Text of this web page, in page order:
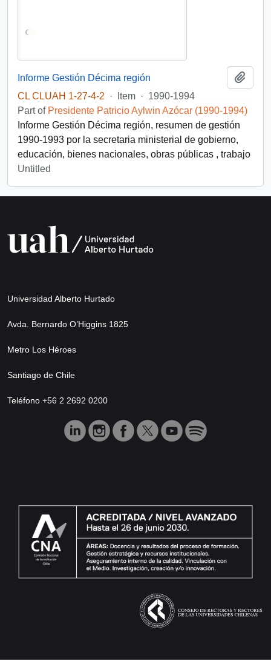
Informe Gestión Décima región
CL CLUAH 1-27-4-2
· Item · 1990-1994
Part of Presidente Patricio Aylwin Azócar (1990-1994)
Informe Gestión Décima región, resumen de gestión
1990-1993 por la secretaria ministerial de gobierno,
educación, bienes nacionales, obras públicas , trabajo
Untitled
Universidad Alberto Hurtado
Avda. Bernardo O’Higgins 1825
Metro Los Héroes
Santiago de Chile
Teléfono +56 2 2692 0200